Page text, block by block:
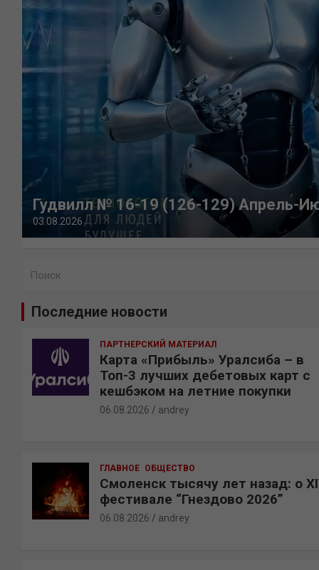
Гудвилл № 16-19 (126-129) Апрель-
03.08.2026
Последние новости
ПАРТНЕРСКИЙ МАТЕРИАЛ
Карта «Прибыль» Уралсиба – в
Топ-3 лучших дебетовых карт с
кешбэком на летние покупки
06.08.2026 andrey
ГЛАВНОЕ ОБЩЕСТВО
Смоленск тысячу лет назад: о
фестивале “Гнездово 2026”
06.08.2026 andrey